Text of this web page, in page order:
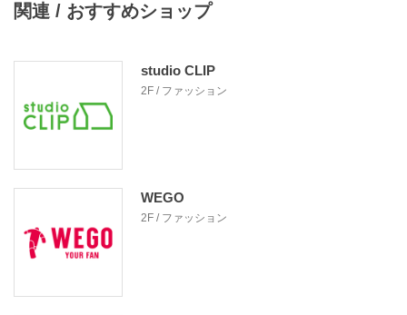
関連 / おすすめショップ
studio CLIP
2F / ファッション
WEGO
2F / ファッション